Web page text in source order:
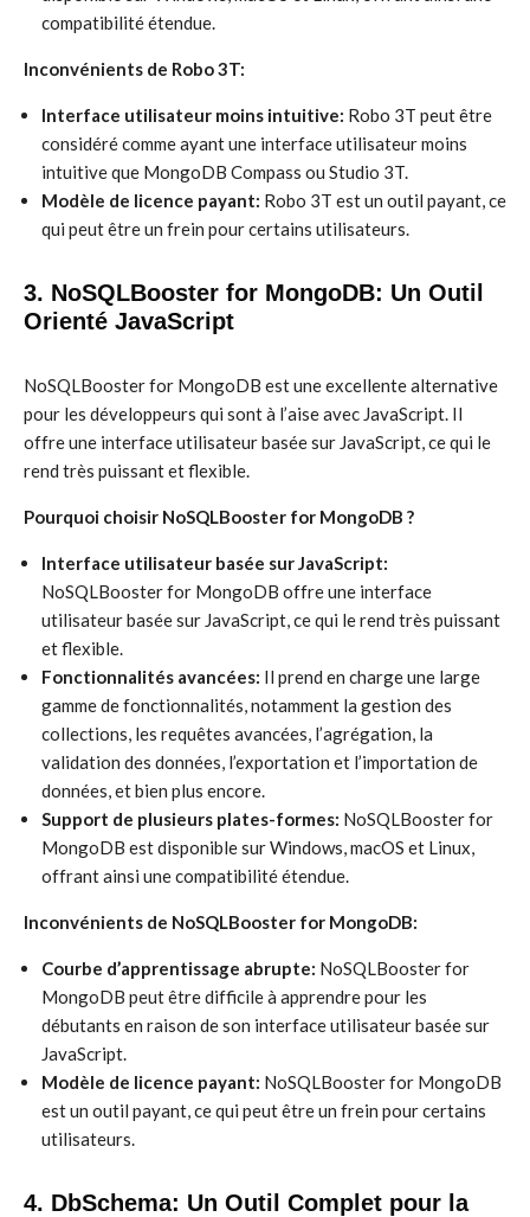
compatibilité étendue.
Inconvénients de Robo 3T:
Interface utilisateur moins intuitive: Robo 3T peut être
considéré comme ayant une interface utilisateur moins
intuitive que MongoDB Compass ou Studio 3T.
Modèle de licence payant: Robo 3T est un outil payant, ce
qui peut être un frein pour certains utilisateurs.
3. NoSQLBooster for MongoDB: Un Outil
Orienté JavaScript
NoSQLBooster for MongoDB est une excellente alternative
pour les développeurs qui sont à l’aise avec JavaScript. Il
offre une interface utilisateur basée sur JavaScript, ce qui le
rend très puissant et flexible.
Pourquoi choisir NoSQLBooster for MongoDB ?
Interface utilisateur basée sur JavaScript:
NoSQLBooster for MongoDB offre une interface
utilisateur basée sur JavaScript, ce qui le rend très puissant
et flexible.
Fonctionnalités avancées: Il prend en charge une large
gamme de fonctionnalités, notamment la gestion des
collections, les requêtes avancées, l’agrégation, la
validation des données, l’exportation et l’importation de
données, et bien plus encore.
Support de plusieurs plates-formes: NoSQLBooster for
MongoDB est disponible sur Windows, macOS et Linux,
offrant ainsi une compatibilité étendue.
Inconvénients de NoSQLBooster for MongoDB:
Courbe d’apprentissage abrupte: NoSQLBooster for
MongoDB peut être difficile à apprendre pour les
débutants en raison de son interface utilisateur basée sur
JavaScript.
Modèle de licence payant: NoSQLBooster for MongoDB
est un outil payant, ce qui peut être un frein pour certains
utilisateurs.
4. DbSchema: Un Outil Complet pour la